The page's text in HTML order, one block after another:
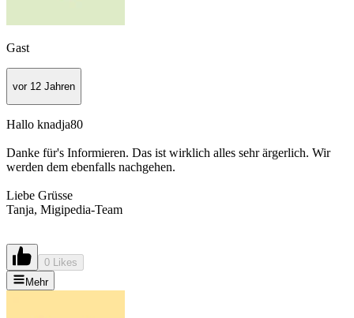
Gast
vor 12 Jahren
Hallo knadja80
Danke für's Informieren. Das ist wirklich alles sehr ärgerlich. Wir
werden dem ebenfalls nachgehen.
Liebe Grüsse
Tanja, Migipedia-Team
0 Likes
Mehr